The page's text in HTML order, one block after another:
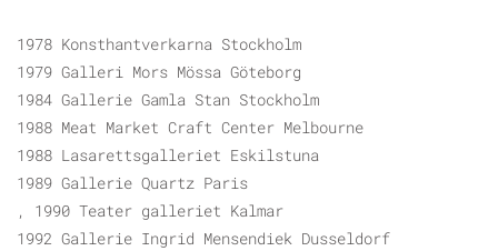
1978 Konsthantverkarna Stockholm
1979 Galleri Mors Mössa Göteborg
1984 Gallerie Gamla Stan Stockholm
1988 Meat Market Craft Center Melbourne
1988 Lasarettsgalleriet Eskilstuna
1989 Gallerie Quartz Paris
, 1990 Teater galleriet Kalmar
1992 Gallerie Ingrid Mensendiek Dusseldorf